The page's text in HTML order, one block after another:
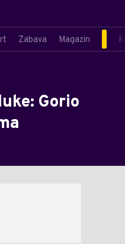
Zabava Magazin
Gorio